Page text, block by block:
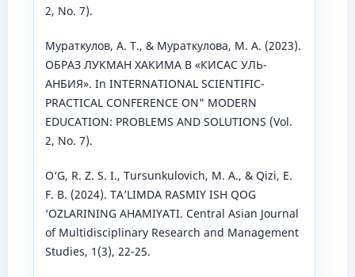
2, No. 7).
Мураткулов, А. Т., & Мураткулова, М. А. (2023).
ОБРАЗ ЛУКМАН ХАКИМА В «КИСАС УЛЬ-
АНБИЯ». In INTERNATIONAL SCIENTIFIC-
PRACTICAL CONFERENCE ON" MODERN
EDUCATION: PROBLEMS AND SOLUTIONS (Vol.
2, No. 7).
O‘G, R. Z. S. I., Tursunkulovich, M. A., & Qizi, E.
F. B. (2024). TA’LIMDA RASMIY ISH QOG
‘OZLARINING AHAMIYATI. Central Asian Journal
of Multidisciplinary Research and Management
Studies, 1(3), 22-25.